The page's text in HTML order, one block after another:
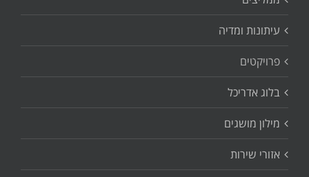
עיתונות ומדיה
פרויקטים
בלוג אדריכל
מילון מושגים
אזורי שירות